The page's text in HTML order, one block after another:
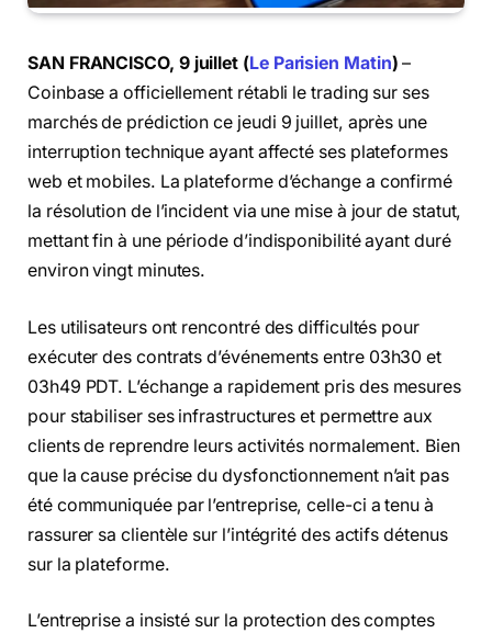
SAN FRANCISCO, 9 juillet (Le Parisien Matin) –
Coinbase a officiellement rétabli le trading sur ses
marchés de prédiction ce jeudi 9 juillet, après une
interruption technique ayant affecté ses plateformes
web et mobiles. La plateforme d’échange a confirmé
la résolution de l’incident via une mise à jour de statut,
mettant fin à une période d’indisponibilité ayant duré
environ vingt minutes.
Les utilisateurs ont rencontré des difficultés pour
exécuter des contrats d’événements entre 03h30 et
03h49 PDT. L’échange a rapidement pris des mesures
pour stabiliser ses infrastructures et permettre aux
clients de reprendre leurs activités normalement. Bien
que la cause précise du dysfonctionnement n’ait pas
été communiquée par l’entreprise, celle-ci a tenu à
rassurer sa clientèle sur l’intégrité des actifs détenus
sur la plateforme.
L’entreprise a insisté sur la protection des comptes